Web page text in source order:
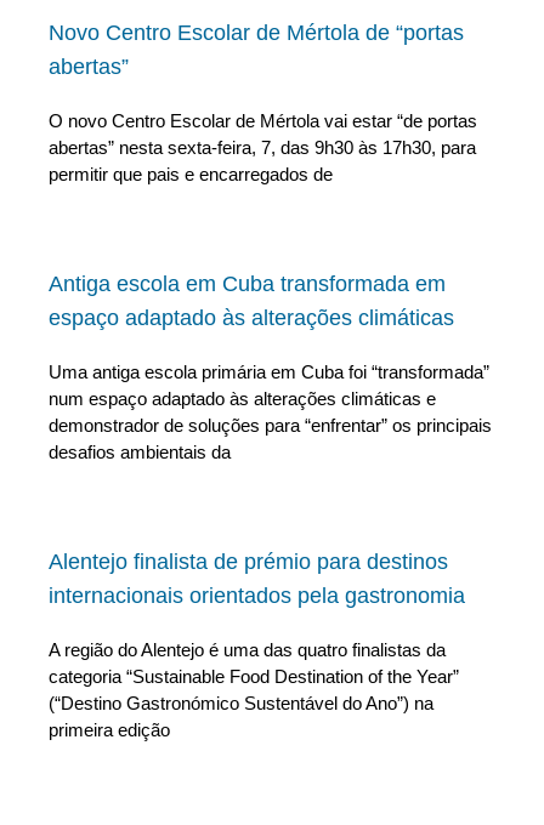
Novo Centro Escolar de Mértola de “portas
abertas”
O novo Centro Escolar de Mértola vai estar “de portas
abertas” nesta sexta-feira, 7, das 9h30 às 17h30, para
permitir que pais e encarregados de
Antiga escola em Cuba transformada em
espaço adaptado às alterações climáticas
Uma antiga escola primária em Cuba foi “transformada”
num espaço adaptado às alterações climáticas e
demonstrador de soluções para “enfrentar” os principais
desafios ambientais da
Alentejo finalista de prémio para destinos
internacionais orientados pela gastronomia
A região do Alentejo é uma das quatro finalistas da
categoria “Sustainable Food Destination of the Year”
(“Destino Gastronómico Sustentável do Ano”) na
primeira edição